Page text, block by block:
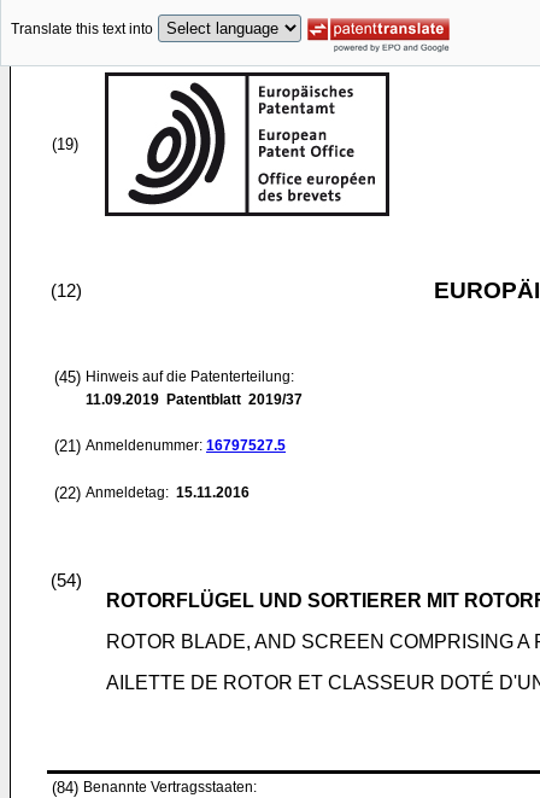
Translate this text into
(19)
(12)
(45) Hinweis auf die Patenterteilung:
11.09.2019 Patentblatt 2019/37
(21) Anmeldenummer: 16797527.5
(22) Anmeldetag: 15.11.2016
(54)
ROTORFLÜGEL UND SORTIERER MIT
ROTOR BLADE, AND SCREEN COMPRISING A
AILETTE DE ROTOR ET CLASSEUR DOTÉ
(84) Benannte Vertragsstaaten: